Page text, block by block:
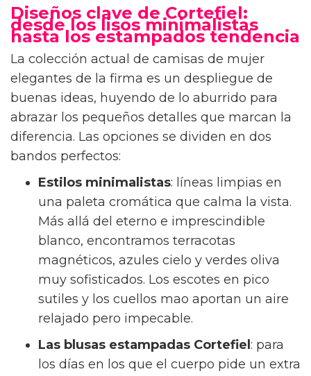
Diseños clave de Cortefiel:
desde los lisos minimalistas
hasta los estampados tendencia
La colección actual de camisas de mujer
elegantes de la firma es un despliegue de
buenas ideas, huyendo de lo aburrido para
abrazar los pequeños detalles que marcan la
diferencia. Las opciones se dividen en dos
bandos perfectos:
Estilos minimalistas: líneas limpias en
una paleta cromática que calma la vista.
Más allá del eterno e imprescindible
blanco, encontramos terracotas
magnéticos, azules cielo y verdes oliva
muy sofisticados. Los escotes en pico
sutiles y los cuellos mao aportan un aire
relajado pero impecable.
Las blusas estampadas Cortefiel : para
los días en los que el cuerpo pide un extra